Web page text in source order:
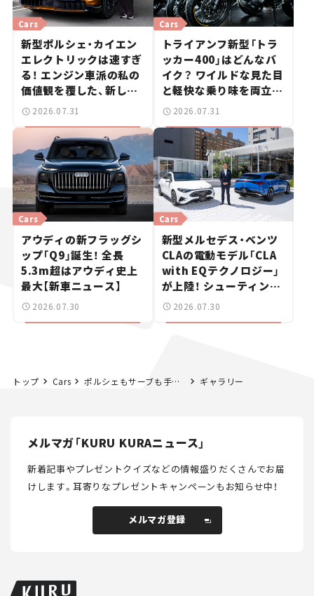
新型ポルシェ・カイエン
エレクトリックは速すぎ
る！ エンジン車派の私の
価値観を覆した、新しい
ポルシェの走り。
Cars
2026.07.31
トライアンフ新型「トラ
ッカー400」はどんなバ
イク？ ワイルドな見た目
と軽快な乗り味を両立し
た400ccフラットトラッ
Cars
2026.07.31
アウディの新フラッグシ
ップ「Q9」誕生！ 全長
5.3m超はアウディ史上
最大【新車ニュース】
Cars
2026.07.30
新型メルセデス・ベンツ
CLAの電動モデル「CLA
with EQテクノロジー」
が上陸！ シューティング
ブレークも発売【新車ニ
Cars
2026.07.30
トップ Cars ポルシェもサーブも手に入る？ “アンダー500万円”で買える憧れのヘリテージカー5選！【オートモビルカウンシル2026】 ギャラリー
メルマガ「KURU KURAニュース」
新着記事やプレゼントクイズなどの情報盛りだくさんでお届
けします。耳寄りなプレゼントキャンペーンもお知らせ中！
メルマガ登録